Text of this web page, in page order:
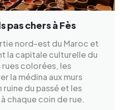
pas chers à Fès
nord-est du Maroc et
la capitale culturelle du
rues colorées, les
la médina aux murs
du passé et les
chaque coin de rue.